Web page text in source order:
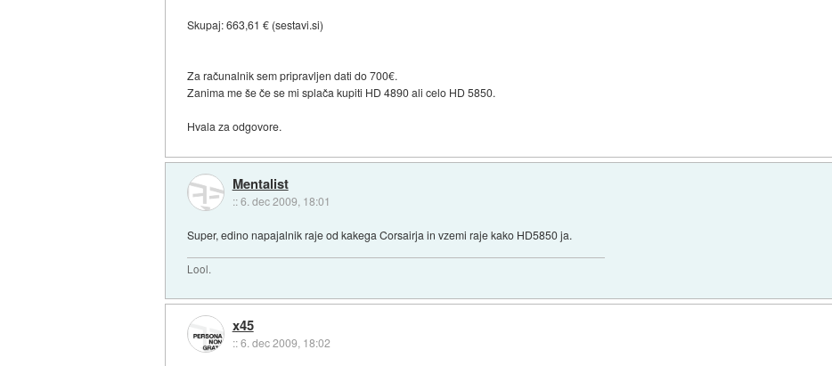
Skupaj: 663,61 € (sestavi.si)
Za računalnik sem pripravljen dati do 700€.
Zanima me še če se mi splača kupiti HD 4890 ali celo HD 5850.
Hvala za odgovore.
Mentalist
::6. dec 2009, 18:01
Super, edino napajalnik raje od kakega Corsairja in vzemi raje kako HD5850 ja.
Lool.
x45
::6. dec 2009, 18:02